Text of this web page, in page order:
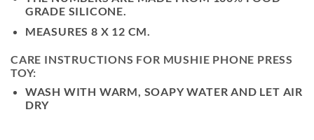
GRADE SILICONE.
MEASURES 8 X 12 CM.
CARE INSTRUCTIONS FOR MUSHIE PHONE PRESS
TOY:
WASH WITH WARM, SOAPY WATER AND LET AIR
DRY